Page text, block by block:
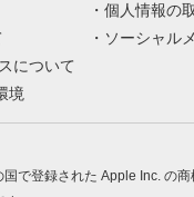
について
境
個人情報の
ソーシャル
登録された Apple Inc. の